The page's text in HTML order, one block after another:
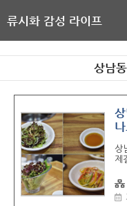
류시화 감성 라이프
상남
상
제
비
고
손